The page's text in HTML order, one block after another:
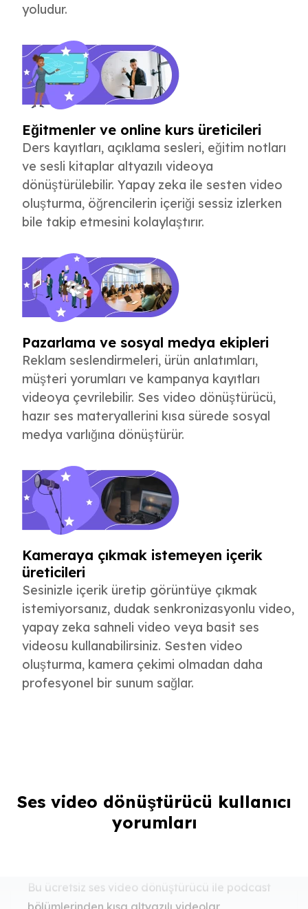
yoludur.
Eğitmenler ve online kurs üreticileri
Ders kayıtları, açıklama sesleri, eğitim notları
ve sesli kitaplar altyazılı videoya
dönüştürülebilir. Yapay zeka ile sesten video
oluşturma, öğrencilerin içeriği sessiz izlerken
bile takip etmesini kolaylaştırır.
Pazarlama ve sosyal medya ekipleri
Reklam seslendirmeleri, ürün anlatımları,
müşteri yorumları ve kampanya kayıtları
videoya çevrilebilir. Ses video dönüştürücü,
hazır ses materyallerini kısa sürede sosyal
medya varlığına dönüştürür.
Kameraya çıkmak istemeyen içerik
üreticileri
Sesinizle içerik üretip görüntüye çıkmak
istemiyorsanız, dudak senkronizasyonlu video,
yapay zeka sahneli video veya basit ses
videosu kullanabilirsiniz. Sesten video
oluşturma, kamera çekimi olmadan daha
profesyonel bir sunum sağlar.
Ses video dönüştürücü kullanıcı
yorumları
Bu ücretsiz ses video dönüştürücü ile podcast
bölümlerinden kısa altyazılı videolar
Emre Yılmaz